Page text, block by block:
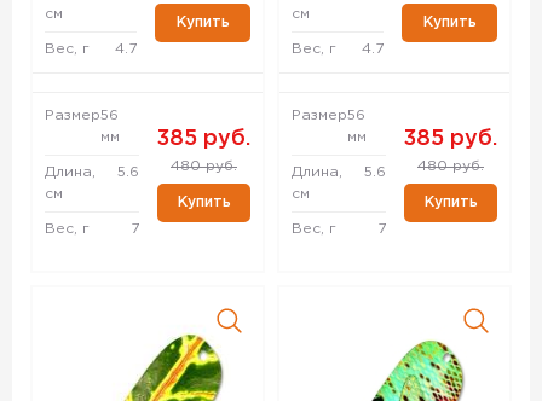
см
Вес, г 4.7
Купить
Размер56
мм
Длина,
см
5.6
Вес, г 7
385 руб.
480 руб.
Купить
см
Вес, г 4.7
Купить
Размер56
мм
Длина,
см
5.6
Вес, г 7
385 руб.
480 руб.
Купить